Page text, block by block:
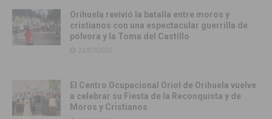
Orihuela revivió la batalla entre moros y
cristianos con una espectacular guerrilla de
pólvora y la Toma del Castillo
22/07/2026
El Centro Ocupacional Oriol de Orihuela vuelve
a celebrar su Fiesta de la Reconquista y de
Moros y Cristianos